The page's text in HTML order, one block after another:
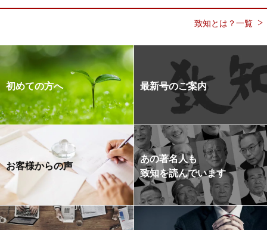
致知とは？一覧
初めての方へ 最新号のご案内
お客様からの声
あの著名人も
致知を読んでいます